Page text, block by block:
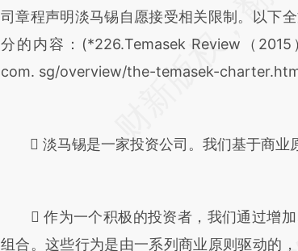
司章程声明淡马锡自愿接受相关限制。以下
分的内容：(*226.Temasek Review（
com. sg/overview/the-temasek-
 淡马锡是一家投资公司。我们基于商业原
 作为一个积极的投资者，我们通过增加
组合。这些行为是由一系列商业原则驱动的